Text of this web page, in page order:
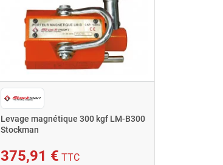
Levage magnétique 300 kgf LM-B300
Stockman
375,91 € TTC